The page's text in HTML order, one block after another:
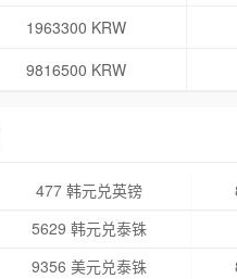
1963300 KRW
9816500 KRW
477 韩元兑英镑
5629 韩元兑泰铢
9356 美元兑泰铢